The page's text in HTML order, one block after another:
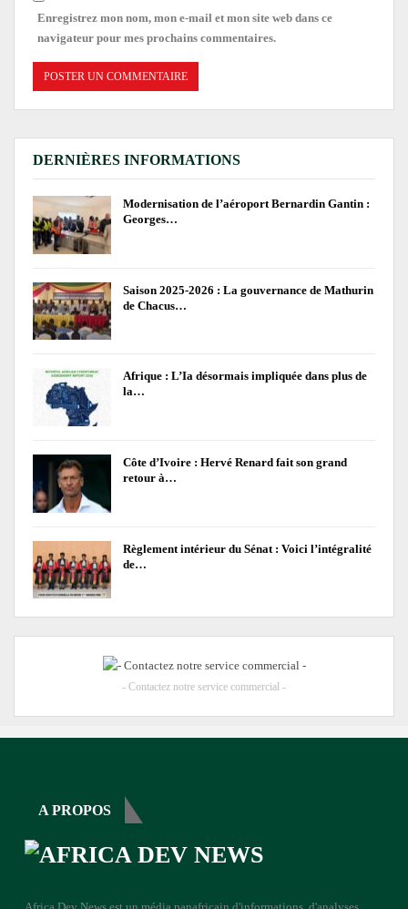
Enregistrez mon nom, mon e-mail et mon site web dans ce
navigateur pour mes prochains commentaires.
DERNIÈRES INFORMATIONS
Modernisation de l’aéroport Bernardin Gantin :
Georges…
Saison 2025-2026 : La gouvernance de Mathurin
de Chacus…
Afrique : L’Ia désormais impliquée dans plus de
la…
Côte d’Ivoire : Hervé Renard fait son grand
retour à…
Règlement intérieur du Sénat : Voici l’intégralité
de…
- Contactez notre service commercial -
A PROPOS